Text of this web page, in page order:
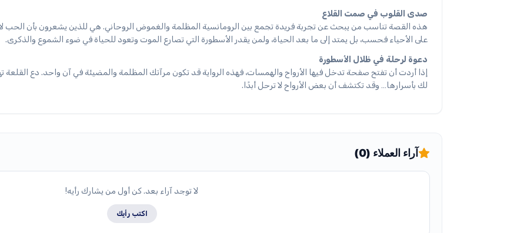
صدى القلوب في صمت القلاع
هذه القصة تناسب من يبحث عن تجربة فريدة تجمع بين الرومانسية المظلمة والغموض الروحاني. هي للذين يشعرون بأن الحب
على الأحياء فحسب، بل يمتد إلى ما بعد الحياة، ولمن يقدر الأسطورة التي تصارع الموت وتعود للحياة في ضوء الشموع والذكرى.
دعوة لرحلة في ظلال الأسطورة
إذا أردت أن تفتح صفحة تدخل فيها الأرواح والهمسات، فهذه الرواية قد تكون مرآتك المظلمة والمضيئة في آن واحد. دع
لك بأسرارها… وقد تكتشف أن بعض الأرواح لا ترحل أبدًا.
آراء العملاء (0)
لا توجد آراء بعد. كن أول من يشارك رأيه!
اكتب رأيك